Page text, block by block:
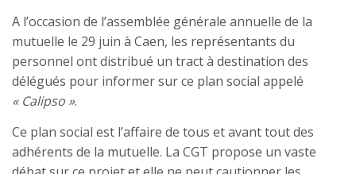
A l’occasion de l’assemblée générale annuelle de la
mutuelle le 29 juin à Caen, les représentants du
personnel ont distribué un tract à destination des
délégués pour informer sur ce plan social appelé
« Calipso ».
Ce plan social est l’affaire de tous et avant tout des
adhérents de la mutuelle. La CGT propose un vaste